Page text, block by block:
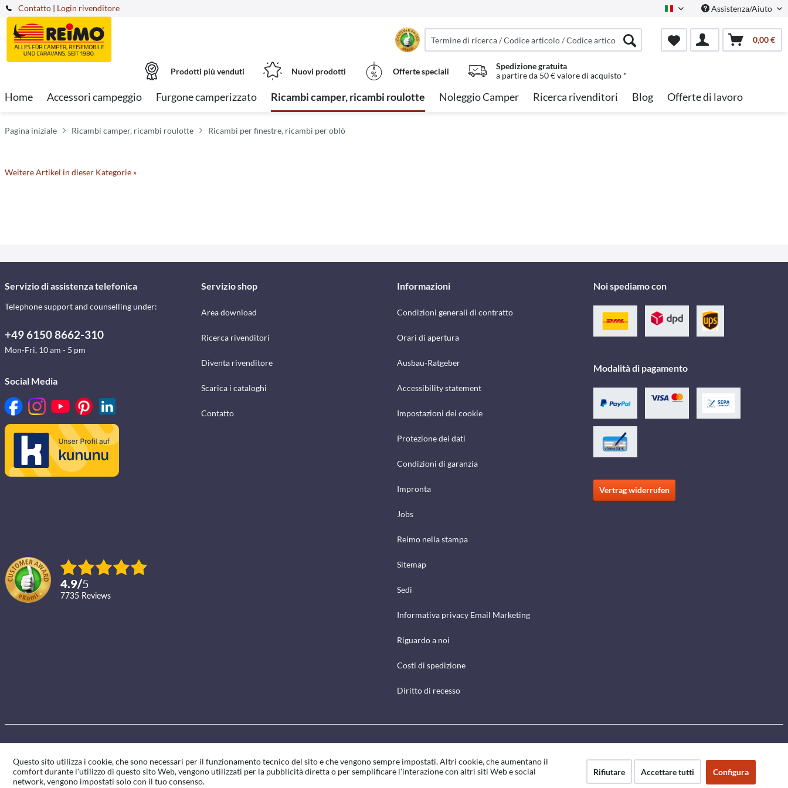
Contatto Italian Assistenza/Aiuto
| Login rivenditore
0,00 €
Prodotti più venduti Nuovi prodotti Offerte speciali
Spedizione gratuita
a partire da 50 € valore di acquisto *
Home Accessori campeggio Furgone camperizzato Ricambi camper, ricambi roulotte Noleggio Camper Ricerca rivenditori Blog Offerte di lavoro
Pagina iniziale Ricambi camper, ricambi roulotte Ricambi per finestre, ricambi per oblò
Weitere Artikel in dieser Kategorie »
Servizio di assistenza telefonica
Telephone support and counselling under:
+49 6150 8662-310
Mon-Fri, 10 am - 5 pm
Social Media
4.9/5
7735 reviews
Servizio shop
Area download
Ricerca rivenditori
Diventa rivenditore
Scarica i cataloghi
Contatto
Informazioni
Condizioni generali di contratto
Orari di apertura
Ausbau-Ratgeber
Accessibility statement
Impostazioni dei cookie
Protezione dei dati
Condizioni di garanzia
Impronta
Jobs
Reimo nella stampa
Sitemap
Sedi
Informativa privacy Email Marketing
Riguardo a noi
Costi di spedizione
Diritto di recesso
Noi spediamo con
Modalità di pagamento
Vertrag widerrufen
Questo sito utilizza i cookie, che sono necessari per il funzionamento tecnico del sito e che vengono sempre impostati. Altri cookie, che aumentano il
comfort durante l'utilizzo di questo sito Web, vengono utilizzati per la pubblicità diretta o per semplificare l'interazione con altri siti Web e social
network, vengono impostati solo con il tuo consenso.
Rifiutare Accettare tutti Configura